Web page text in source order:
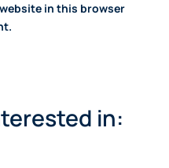
in this browser
in: